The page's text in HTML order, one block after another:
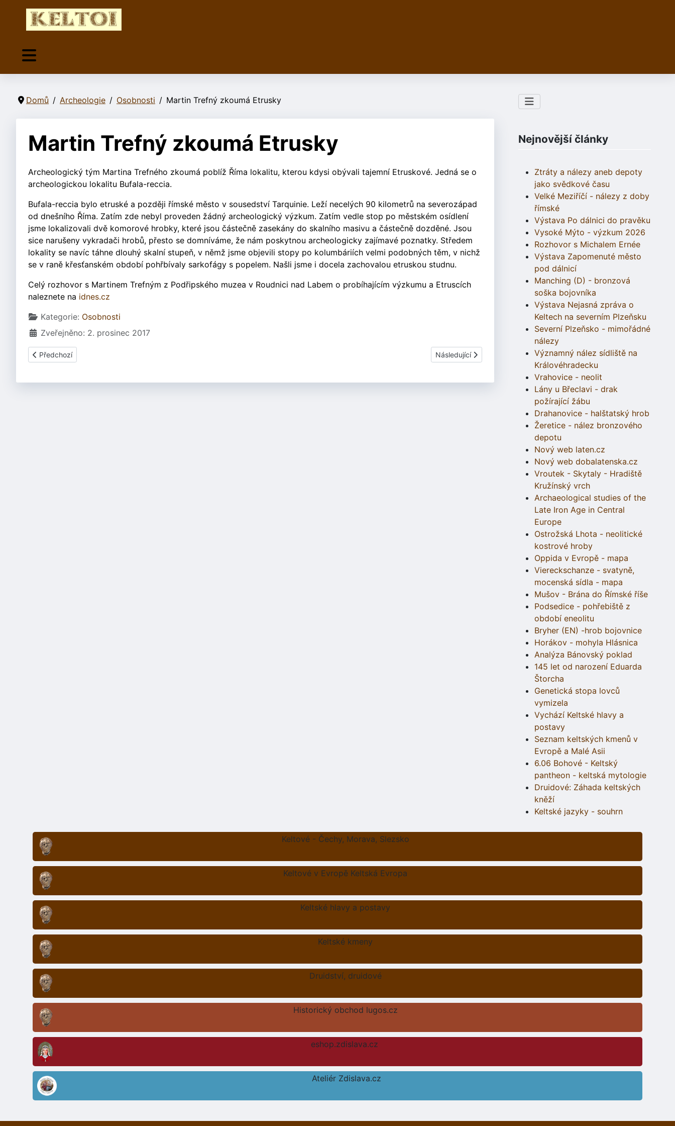
Domů Archeologie Osobnosti Martin Trefný zkoumá Etrusky
Martin Trefný zkoumá Etrusky
Archeologický tým Martina Trefného zkoumá poblíž Říma lokalitu, kterou kdysi obývali tajemní Etruskové. Jedná se o
archeologickou lokalitu Bufala-reccia.
Bufala-reccia bylo etruské a později římské město v sousedství Tarquinie. Leží necelých 90 kilometrů na severozápad
od dnešního Říma. Zatím zde nebyl proveden žádný archeologický výzkum. Zatím vedle stop po městském osídlení
jsme lokalizovali dvě komorové hrobky, které jsou částečně zasekány do skalního masivu a částečně dozděné. Jsou
sice narušeny vykradači hrobů, přesto se domníváme, že nám poskytnou archeologicky zajímavé poznatky. Středem
lokality se navíc táhne dlouhý skalní stupeň, v němž jsme objevili stopy po kolumbáriích velmi podobných těm, v nichž
se v raně křesťanském období pohřbívaly sarkofágy s popelem. Našli jsme i docela zachovalou etruskou studnu.
Celý rozhovor s Martinem Trefným z Podřipského muzea v Roudnici nad Labem o probíhajícím výzkumu a Etruscích
naleznete na idnes.cz
Základní údaje
Kategorie: Osobnosti
Zveřejněno: 2. prosinec 2017
Předchozí článek: Eduard Štorch
Předchozí Další článek: Cena Eduarda Štorcha za rok 2013
Následující
Nejnovější články
Ztráty a nálezy aneb depoty
jako svědkové času
Velké Meziříčí - nálezy z doby
římské
Výstava Po dálnici do pravěku
Vysoké Mýto - výzkum 2026
Rozhovor s Michalem Ernée
Výstava Zapomenuté město
pod dálnicí
Manching (D) - bronzová
soška bojovníka
Výstava Nejasná zpráva o
Keltech na severním Plzeňsku
Severní Plzeňsko - mimořádné
nálezy
Významný nález sídliště na
Královéhradecku
Vrahovice - neolit
Lány u Břeclavi - drak
požírající žábu
Drahanovice - halštatský hrob
Žeretice - nález bronzového
depotu
Nový web laten.cz
Nový web dobalatenska.cz
Vroutek - Skytaly - Hradiště
Kružínský vrch
Archaeological studies of the
Late Iron Age in Central
Europe
Ostrožská Lhota - neolitické
kostrové hroby
Oppida v Evropě - mapa
Viereckschanze - svatyně,
mocenská sídla - mapa
Mušov - Brána do Římské říše
Podsedice - pohřebiště z
období eneolitu
Bryher (EN) -hrob bojovnice
Horákov - mohyla Hlásnica
Analýza Bánovský poklad
145 let od narození Eduarda
Štorcha
Genetická stopa lovců
vymizela
Vychází Keltské hlavy a
postavy
Seznam keltských kmenů v
Evropě a Malé Asii
6.06 Bohové - Keltský
pantheon - keltská mytologie
Druidové: Záhada keltských
kněží
Keltské jazyky - souhrn
Keltové - Čechy, Morava, Slezsko
Keltové v Evropě Keltská Evropa
Keltské hlavy a postavy
Keltské kmeny
Druidství, druidové
Historický obchod lugos.cz
eshop.zdislava.cz
Ateliér Zdislava.cz